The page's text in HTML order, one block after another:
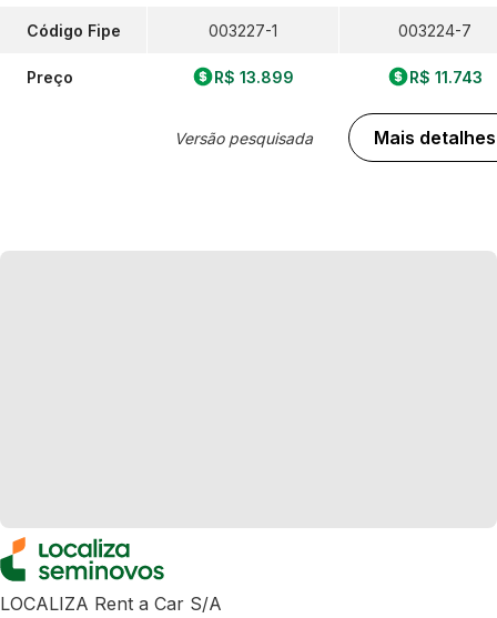
Código Fipe
Preço
003227-1
R$ 13.899
Versão pesquisada
003224-7
R$ 11.743
Mais detalhes
LOCALIZA Rent a Car S/A